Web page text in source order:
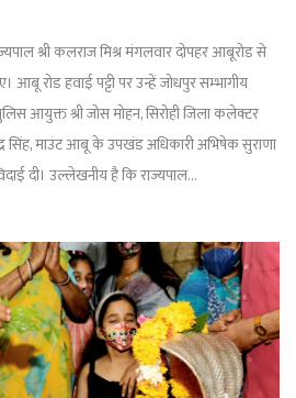
श्री कलराज मिश्र मंगलवार दोपहर आबूरोड से
आबू रोड हवाई पट्टी पर उन्हें जोधपुर सम्भागीय
आयुक्त श्री जोस मोहन, सिरोही जिला कलेक्टर
सिंह, माउंट आबू के उपखंड अधिकारी अभिषेक सुराणा
दी। उल्लेखनीय है कि राज्यपाल...